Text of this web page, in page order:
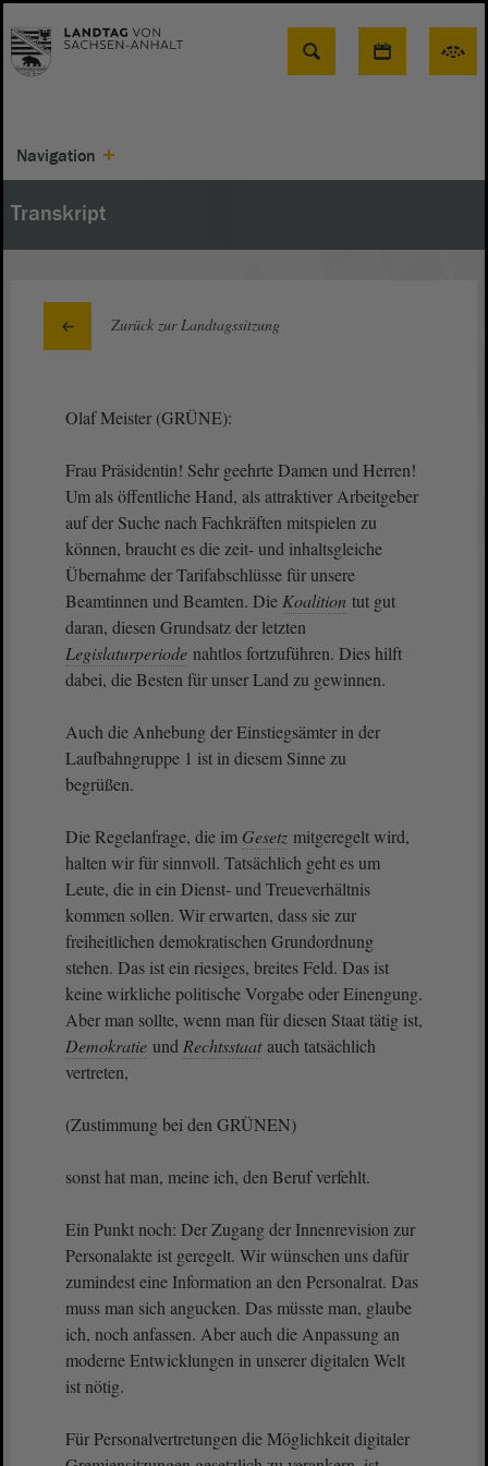
Suche
Navigation
Transkript
Zurück zur Landtagssitzung
Olaf Meister (GRÜNE):
Frau Präsidentin! Sehr geehrte Damen und Herren!
Um als öffentliche Hand, als attraktiver Arbeitgeber
auf der Suche nach Fachkräften mitspielen zu
können, braucht es die zeit- und inhaltsgleiche
Übernahme der Tarifabschlüsse für unsere
Beamtinnen und Beamten. Die Koalition tut gut
daran, diesen Grundsatz der letzten
Legislaturperiode nahtlos fortzuführen. Dies hilft
dabei, die Besten für unser Land zu gewinnen.
Auch die Anhebung der Einstiegsämter in der
Laufbahngruppe 1 ist in diesem Sinne zu
begrüßen.
Die Regelanfrage, die im Gesetz mitgeregelt wird,
halten wir für sinnvoll. Tatsächlich geht es um
Leute, die in ein Dienst- und Treueverhältnis
kommen sollen. Wir erwarten, dass sie zur
freiheitlichen demokratischen Grundordnung
stehen. Das ist ein riesiges, breites Feld. Das ist
keine wirkliche politische Vorgabe oder Einengung.
Aber man sollte, wenn man für diesen Staat tätig ist,
Demokratie und Rechtsstaat auch tatsächlich
vertreten,
(Zustimmung bei den GRÜNEN)
sonst hat man, meine ich, den Beruf verfehlt.
Ein Punkt noch: Der Zugang der Innenrevision zur
Personalakte ist geregelt. Wir wünschen uns dafür
zumindest eine Information an den Personalrat. Das
muss man sich angucken. Das müsste man, glaube
ich, noch anfassen. Aber auch die Anpassung an
moderne Entwicklungen in unserer digitalen Welt
ist nötig.
Für Personalvertretungen die Möglichkeit digitaler